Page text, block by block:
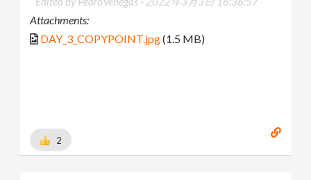
Attachments:
DAY_3_COPYPOINT.jpg(1.5 MB)
2